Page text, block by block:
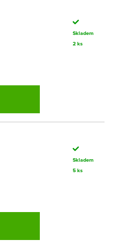
Skladem
2 ks
Skladem
5 ks